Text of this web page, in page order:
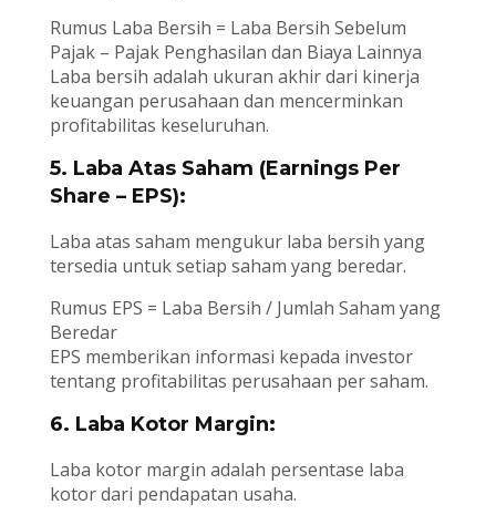
Rumus Laba Bersih = Laba Bersih Sebelum
Pajak – Pajak Penghasilan dan Biaya Lainnya
Laba bersih adalah ukuran akhir dari kinerja
keuangan perusahaan dan mencerminkan
profitabilitas keseluruhan.
5. Laba Atas Saham (Earnings Per
Share – EPS):
Laba atas saham mengukur laba bersih yang
tersedia untuk setiap saham yang beredar.
Rumus EPS = Laba Bersih / Jumlah Saham yang
Beredar
EPS memberikan informasi kepada investor
tentang profitabilitas perusahaan per saham.
6. Laba Kotor Margin:
Laba kotor margin adalah persentase laba
kotor dari pendapatan usaha.